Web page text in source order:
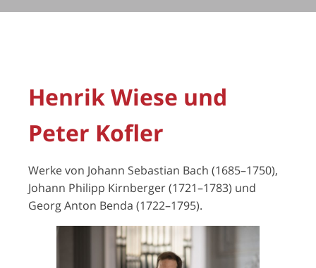
Henrik Wiese und
Peter Kofler
Werke von Johann Sebastian Bach (1685–1750),
Johann Philipp Kirnberger (1721–1783) und
Georg Anton Benda (1722–1795).